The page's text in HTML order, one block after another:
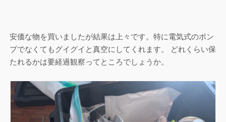
安価な物を買いましたが結果は上々です。特に電気式のポン
プでなくてもグイグイと真空にしてくれます。 どれくらい保
たれるかは要経過観察ってところでしょうか。